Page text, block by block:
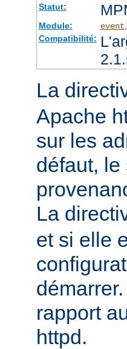
Statut:
Module: event
Compatibilité:
La
Apache
sur les
défaut,
La
et si elle
rapport
httpd.